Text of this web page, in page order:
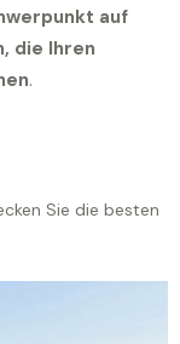
auf
die Ihren
.
Sie die besten